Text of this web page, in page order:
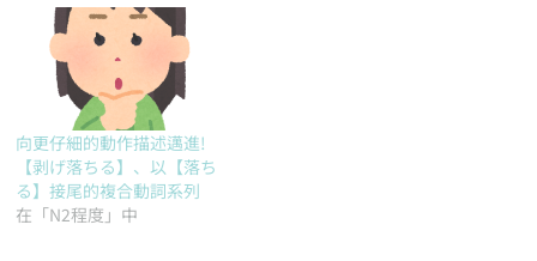
向更仔細的動作描述邁進!
【剥げ落ちる】、以【落ち
る】接尾的複合動詞系列
在「N2程度」中